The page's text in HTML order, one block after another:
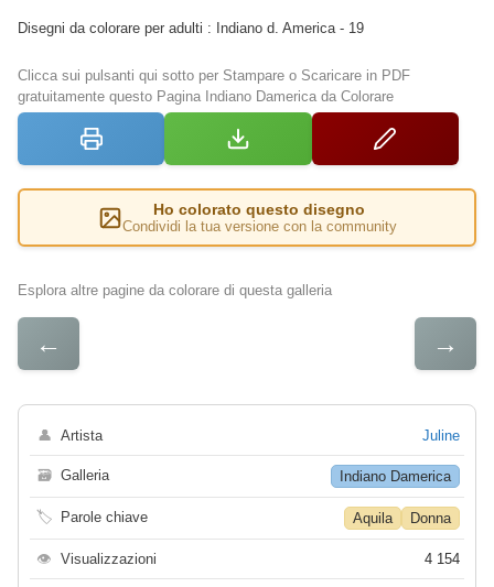
Disegni da colorare per adulti : Indiano d. America - 19
Clicca sui pulsanti qui sotto per Stampare o Scaricare in PDF
gratuitamente questo Pagina Indiano Damerica da Colorare
Ho colorato questo disegno
Condividi la tua versione con la community
Esplora altre pagine da colorare di questa galleria
← →
👤 Artista Juline
🗃 Galleria Indiano Damerica
🏷 Parole chiave Aquila Donna
👁 Visualizzazioni 4 154